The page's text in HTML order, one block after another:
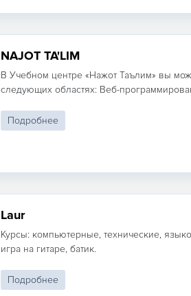
NAJOT TA'LIM
В Учебном центре «Нажот Таълим» вы
следующих областях: Веб-
Подробнее
Laur
Курсы: компьютерные, технические,
игра на гитаре, батик.
Подробнее